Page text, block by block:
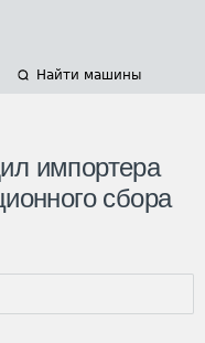
Найти машины
импортера
сбора